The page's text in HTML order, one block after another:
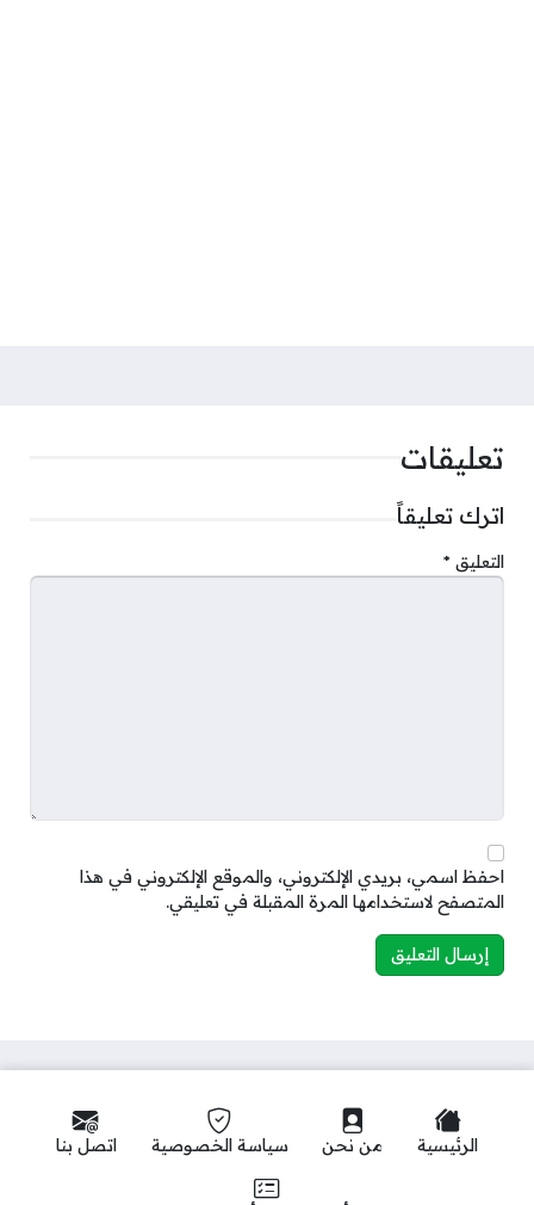
تعليقات
اترك تعليقاً
التعليق *
احفظ اسمي، بريدي الإلكتروني، والموقع الإلكتروني في هذا
المتصفح لاستخدامها المرة المقبلة في تعليقي.
الرئيسية من نحن سياسة الخصوصية اتصل بنا